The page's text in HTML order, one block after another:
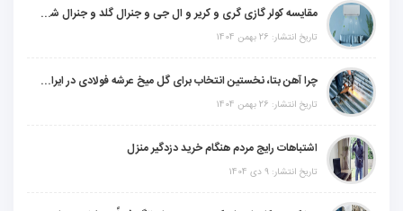
مقایسه کولر گازی گری و کریر و ال جی و جنرال گلد و جنرال شکار و سامسونگ و یونیوا
تاریخ انتشار: 26 بهمن 1404
چرا آهن بتا، نخستین انتخاب برای گل میخ عرشه فولادی در ایران است؟
تاریخ انتشار: 26 بهمن 1404
اشتباهات رایج مردم هنگام خرید دزدگیر منزل
تاریخ انتشار: 9 دی 1404